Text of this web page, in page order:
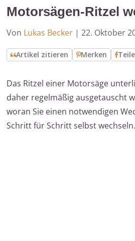
Motorsägen-Ritzel
Von Lukas Becker | 22. Oktober
Artikel zitieren Merken
Das Ritzel einer Motorsäge
daher regelmäßig ausgetauscht
woran Sie einen notwendigen
Schritt für Schritt selbst wechseln.